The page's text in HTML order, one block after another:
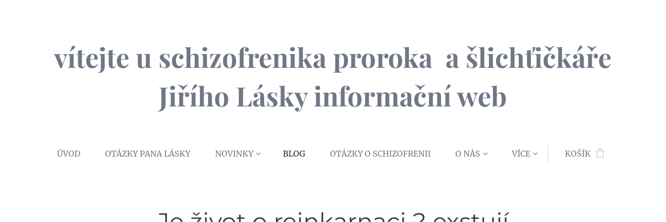
vítejte u schizofrenika proroka a šlichťičkáře
Jiřího Lásky informační web
ÚVOD OTÁZKY PANA LÁSKY NOVINKY BLOG OTÁZKY O SCHIZOFRENII O NÁS VÍCE KOŠÍK